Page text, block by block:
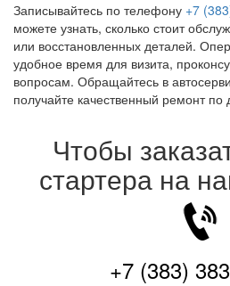
Записывайтесь по телефону +7
можете узнать, сколько стоит
или восстановленных деталей.
удобное время для визита,
вопросам. Обращайтесь в
получайте качественный ремонт
Чтобы
стартера на
+7 (383)